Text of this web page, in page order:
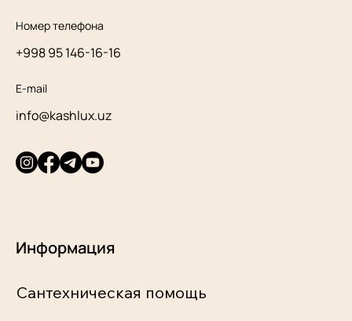
Номер телефона
+998 95 146-16-16
E-mail
info@kashlux.uz
Информация
Сантехническая помощь